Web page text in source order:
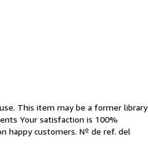
This item may be a former library
Your satisfaction is 100%
happy customers. Nº de ref. del